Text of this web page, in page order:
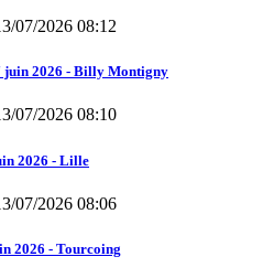
07/2026 08:12
juin 2026 - Billy Montigny
07/2026 08:10
2026 - Lille
07/2026 08:06
2026 - Tourcoing